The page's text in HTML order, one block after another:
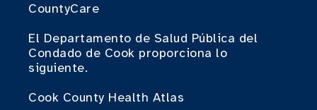
CountyCare
El Departamento de Salud Pública del
Condado de Cook proporciona lo
siguiente.
Cook County Health Atlas